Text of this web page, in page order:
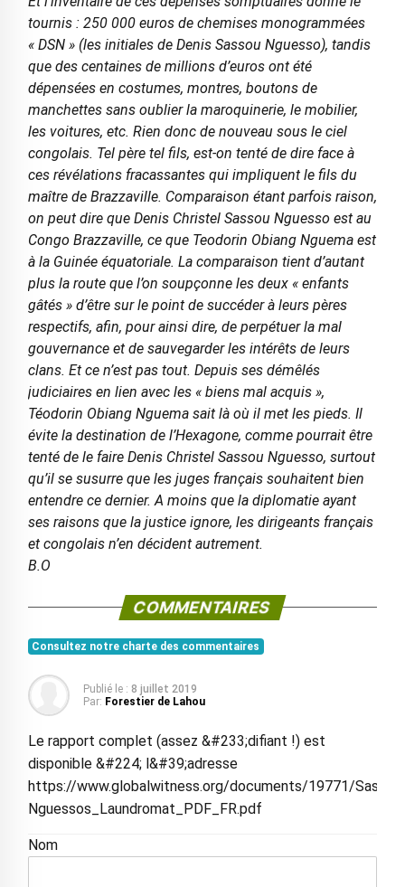
tournis : 250 000 euros de chemises monogrammées
« DSN » (les initiales de Denis Sassou Nguesso), tandis
que des centaines de millions d’euros ont été
dépensées en costumes, montres, boutons de
manchettes sans oublier la maroquinerie, le mobilier,
les voitures, etc. Rien donc de nouveau sous le ciel
congolais. Tel père tel fils, est-on tenté de dire face à
ces révélations fracassantes qui impliquent le fils du
maître de Brazzaville. Comparaison étant parfois raison,
on peut dire que Denis Christel Sassou Nguesso est au
Congo Brazzaville, ce que Teodorin Obiang Nguema est
à la Guinée équatoriale. La comparaison tient d’autant
plus la route que l’on soupçonne les deux « enfants
gâtés » d’être sur le point de succéder à leurs pères
respectifs, afin, pour ainsi dire, de perpétuer la mal
gouvernance et de sauvegarder les intérêts de leurs
clans. Et ce n’est pas tout. Depuis ses démêlés
judiciaires en lien avec les « biens mal acquis »,
Téodorin Obiang Nguema sait là où il met les pieds. Il
évite la destination de l’Hexagone, comme pourrait être
tenté de le faire Denis Christel Sassou Nguesso, surtout
qu’il se susurre que les juges français souhaitent bien
entendre ce dernier. A moins que la diplomatie ayant
ses raisons que la justice ignore, les dirigeants français
et congolais n’en décident autrement.
B.O
COMMENTAIRES
Consultez notre charte des commentaires
Publié le : 8 juillet 2019
Par: Forestier de Lahou
Le rapport complet (assez &#233;difiant !) est
disponible &#224; l&#39;adresse
https://www.globalwitness.org/documents/19771/
Nguessos_Laundromat_PDF_FR.pdf
Nom